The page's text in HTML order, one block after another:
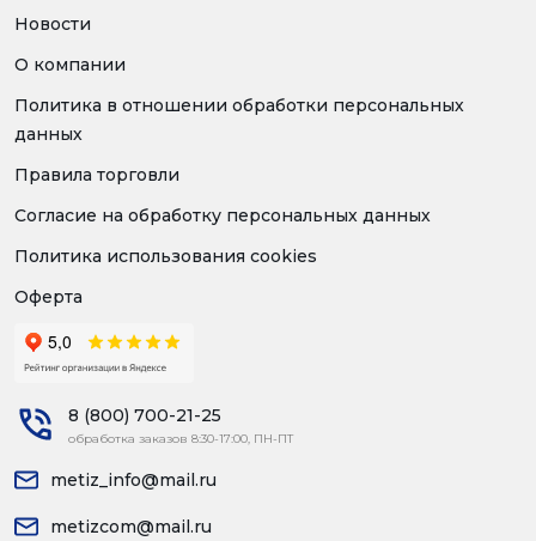
Новости
О компании
Политика в отношении обработки персональных
данных
Правила торговли
Согласие на обработку персональных данных
Политика использования cookies
Оферта
8 (800) 700-21-25
обработка заказов 8:30-17:00, ПН-ПТ
metiz_info@mail.ru
metizcom@mail.ru